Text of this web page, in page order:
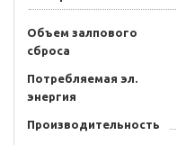
Объем залпового
сброса
Потребляемая эл.
энергия
Производительность